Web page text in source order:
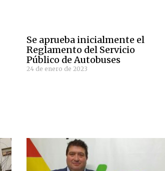
Se aprueba inicialmente el
Reglamento del Servicio
Público de Autobuses
24 de enero de 2023